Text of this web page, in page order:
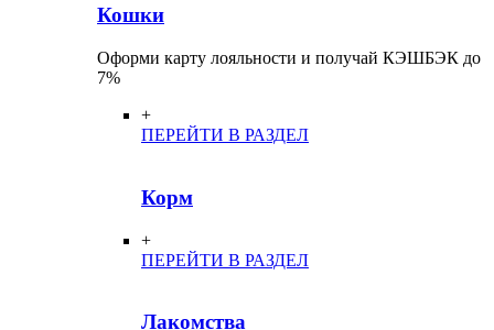
Кошки
Оформи карту лояльности и получай КЭШБЭК до
7%
+
ПЕРЕЙТИ В РАЗДЕЛ
Корм
+
ПЕРЕЙТИ В РАЗДЕЛ
Лакомства